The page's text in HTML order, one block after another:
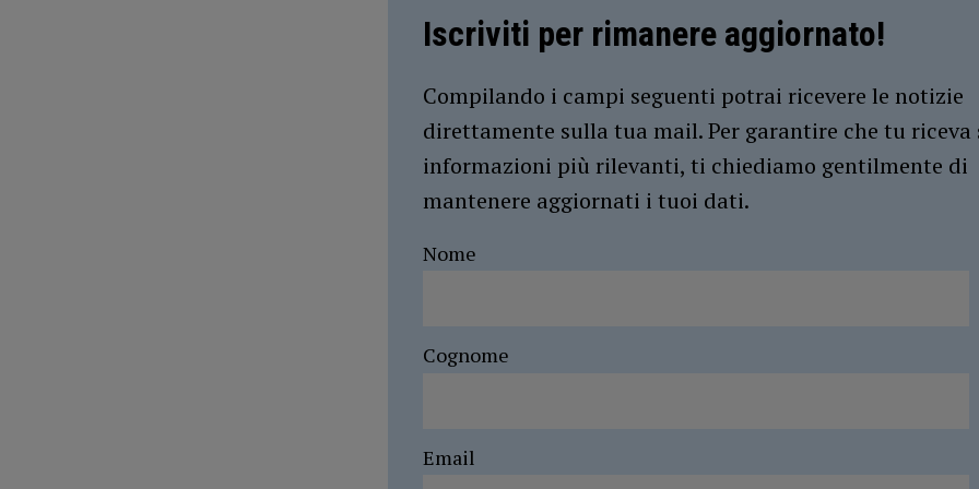
Iscriviti per rimanere aggiornato!
Compilando i campi seguenti potrai ricevere le notizie
direttamente sulla tua mail. Per garantire che tu riceva
informazioni più rilevanti, ti chiediamo gentilmente di
mantenere aggiornati i tuoi dati.
Nome
Cognome
Email